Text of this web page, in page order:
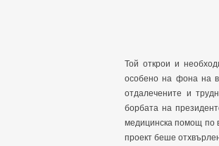
Той открои и
особено на фона на
отдалечените и
борбата на
медицинска помощ по
проект беше